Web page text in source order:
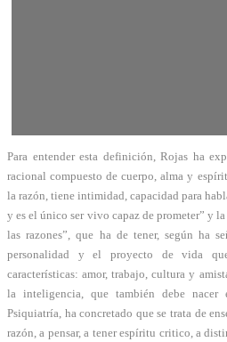
Para entender esta definición, Rojas ha
racional compuesto de cuerpo, alma y
la razón, tiene intimidad, capacidad para
y es el único ser vivo capaz de prometer” y
las razones”, que ha de tener, según ha
personalidad y el proyecto de vida
características: amor, trabajo, cultura y
la inteligencia, que también debe
Psiquiatría, ha concretado que se trata de
razón, a pensar, a tener espíritu critico, a